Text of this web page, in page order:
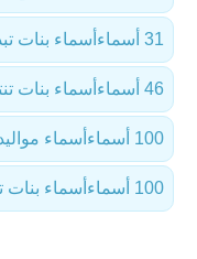
أسماء بنات 31 أسماء
أسماء بنات 46 أسماء
أسماء مواليد 100 أسماء
أسماء 100 أسماء